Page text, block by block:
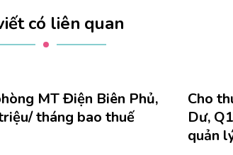
có liên quan
MT Điện Biên Phủ,
tháng bao thuế
Cho
Dư,
quản